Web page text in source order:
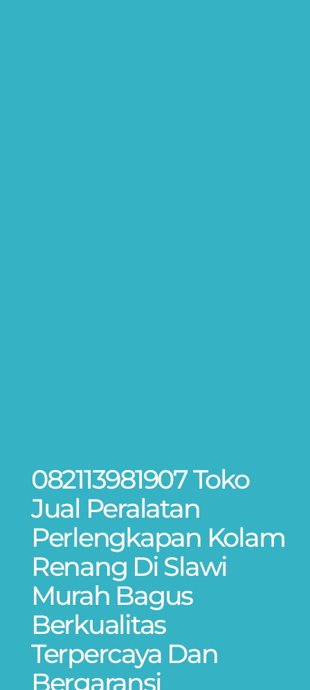
082113981907 Toko
Jual Peralatan
Perlengkapan Kolam
Renang Di Slawi
Murah Bagus
Berkualitas
Terpercaya Dan
Bergaransi